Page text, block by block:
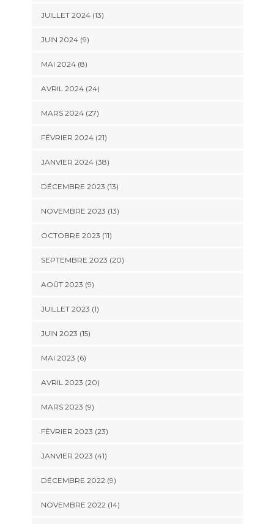
JUILLET 2024 (13)
JUIN 2024 (9)
MAI 2024 (8)
AVRIL 2024 (24)
MARS 2024 (27)
FÉVRIER 2024 (21)
JANVIER 2024 (38)
DÉCEMBRE 2023 (13)
NOVEMBRE 2023 (13)
OCTOBRE 2023 (11)
SEPTEMBRE 2023 (20)
AOÛT 2023 (9)
JUILLET 2023 (1)
JUIN 2023 (15)
MAI 2023 (6)
AVRIL 2023 (20)
MARS 2023 (9)
FÉVRIER 2023 (23)
JANVIER 2023 (41)
DÉCEMBRE 2022 (9)
NOVEMBRE 2022 (14)